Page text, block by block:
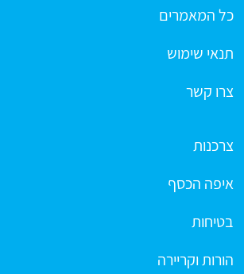
כל המאמרים
תנאי שימוש
צרו קשר
צרכנות
איפה הכסף
בטיחות
הורות וקריירה